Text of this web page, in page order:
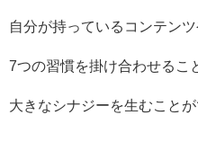
自分が持っているコンテン
7つの習慣を掛け合わせるこ
大きなシナジーを生むことが